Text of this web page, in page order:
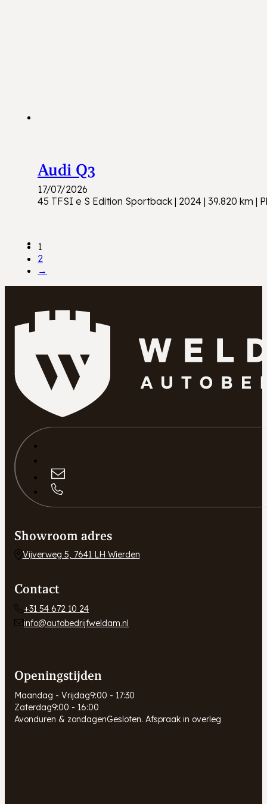
Audi Q3
17/07/2026
45 TFSI e S Edition Sportback | 2024 | 39.820 km |
1
2
→
Showroom adres
Vijverweg 5, 7641 LH Wierden
Contact
+31 54 672 10 24
info@autobedrijfweldam.nl
Openingstijden
Maandag - Vrijdag9:00 - 17:30
Zaterdag9:00 - 16:00
Avonduren & zondagenGesloten. Afspraak in overleg